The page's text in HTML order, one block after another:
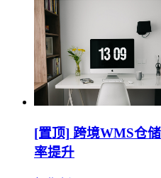
[置顶] 跨境WMS仓
率提升